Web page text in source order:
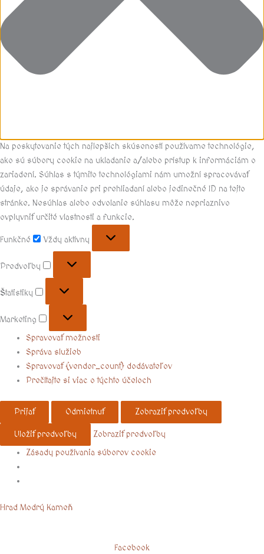
Na poskytovanie tých najlepších skúseností používame technológie,
ako sú súbory cookie na ukladanie a/alebo prístup k informáciám o
zariadení. Súhlas s týmito technológiami nám umožní spracovávať
údaje, ako je správanie pri prehliadaní alebo jedinečné ID na tejto
stránke. Nesúhlas alebo odvolanie súhlasu môže nepriaznivo
ovplyvniť určité vlastnosti a funkcie.
Funkčné Vždy aktívny
Predvoľby
Štatistiky
Marketing
Spravovať možnosti
Správa služieb
Spravovať {vendor_count} dodávateľov
Prečítajte si viac o týchto účeloch
Prijať Odmietnuť Zobraziť predvoľby
Uložiť predvoľby
Zobraziť predvoľby
Zásady používania súborov cookie
Hrad Modrý Kameň
Facebook
Menu